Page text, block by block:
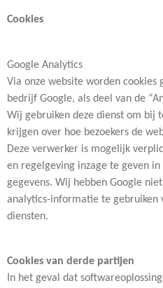
Cookies
Google Analytics
Via onze website worden cookies
bedrijf Google, als deel van de
Wij gebruiken deze dienst om bij
krijgen over hoe bezoekers de
Deze verwerker is mogelijk
en regelgeving inzage te geven in
gegevens. Wij hebben Google
analytics-informatie te gebruiken
diensten.
Cookies van derde partijen
In het geval dat